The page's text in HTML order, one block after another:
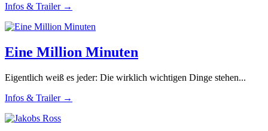
Infos & Trailer →
Eine Million Minuten
Eigentlich weiß es jeder: Die wirklich wichtigen Dinge stehen...
Infos & Trailer →